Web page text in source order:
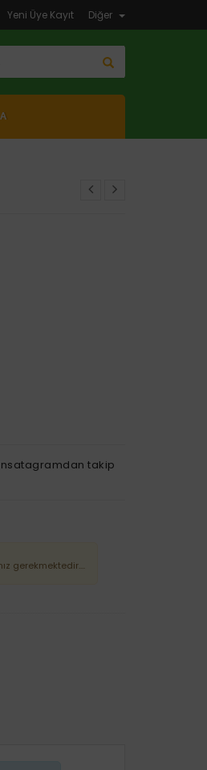
Yeni Üye Kayıt Diğer
takip
gerekmektedir....